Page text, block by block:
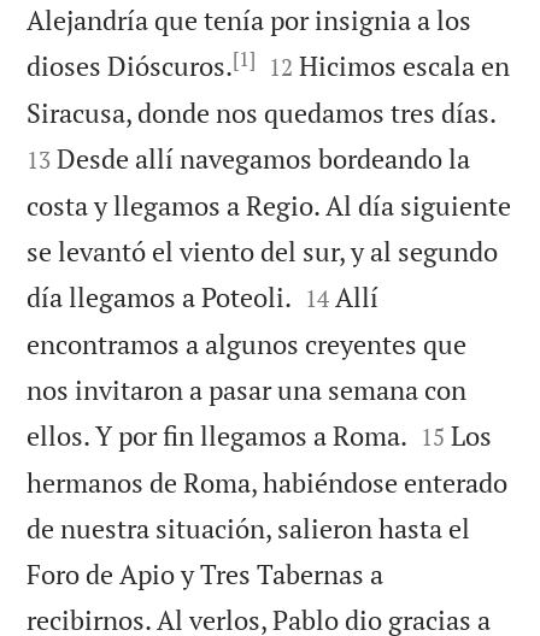
Alejandría que tenía por insignia a los
dioses Dióscuros.[1] 

12 Hicimos escala en
Siracusa, donde nos quedamos tres días.
13 Desde allí navegamos bordeando la
costa y llegamos a Regio. Al día siguiente
se levantó el viento del sur, y al segundo
día llegamos a Poteoli. 

14 Allí
encontramos a algunos creyentes que
nos invitaron a pasar una semana con
ellos. Y por fin llegamos a Roma. 

15 Los
hermanos de Roma, habiéndose enterado
de nuestra situación, salieron hasta el
Foro de Apio y Tres Tabernas a
recibirnos. Al verlos, Pablo dio gracias a